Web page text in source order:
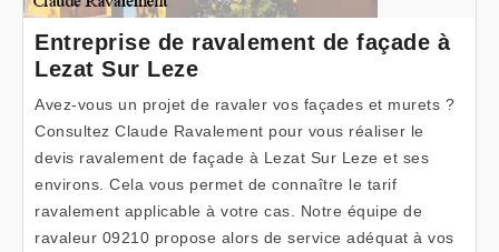
Entreprise de ravalement de façade à
Lezat Sur Leze
Avez-vous un projet de ravaler vos façades et murets ?
Consultez Claude Ravalement pour vous réaliser le
devis ravalement de façade à Lezat Sur Leze et ses
environs. Cela vous permet de connaître le tarif
ravalement applicable à votre cas. Notre équipe de
ravaleur 09210 propose alors de service adéquat à vos